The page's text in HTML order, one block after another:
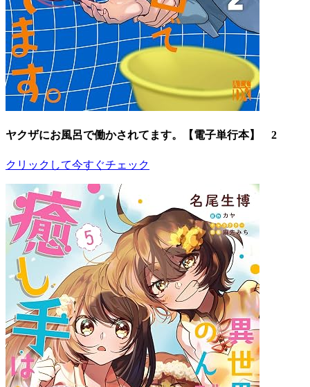
ヤクザにお風呂で働かされてます。【電子単行本】 2
クリックして今すぐチェック